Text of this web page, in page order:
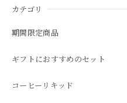
カテゴリ
期間限定商品
ギフトにおすすめのセット
コーヒーリキッド